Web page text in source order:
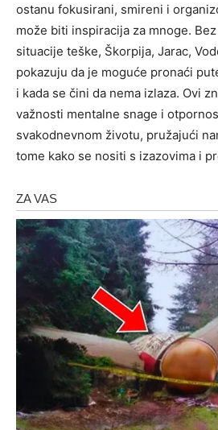
ostanu fokusirani, smireni i
može biti inspiracija za mnoge.
situacije teške, Škorpija, Jarac,
pokazuju da je moguće pronaći
i kada se čini da nema izlaza. Ovi
važnosti mentalne snage i
svakodnevnom životu, pružajući
tome kako se nositi s izazovima i